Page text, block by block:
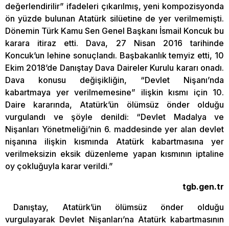
değerlendirilir” ifadeleri çıkarılmış, yeni kompozisyonda
ön yüzde bulunan Atatürk silüetine de yer verilmemişti.
Dönemin Türk Kamu Sen Genel Başkanı İsmail Koncuk bu
karara itiraz etti. Dava, 27 Nisan 2016 tarihinde
Koncuk’un lehine sonuçlandı. Başbakanlık temyiz etti, 10
Ekim 2018’de Danıştay Dava Daireler Kurulu kararı onadı.
Dava konusu değişikliğin, “Devlet Nişanı’nda
kabartmaya yer verilmemesine” ilişkin kısmı için 10.
Daire kararında, Atatürk’ün ölümsüz önder olduğu
vurgulandı ve şöyle denildi: “Devlet Madalya ve
Nişanları Yönetmeliği’nin 6. maddesinde yer alan devlet
nişanına ilişkin kısmında Atatürk kabartmasına yer
verilmeksizin eksik düzenleme yapan kısmının iptaline
oy çokluğuyla karar verildi.”
tgb.gen.tr
Danıştay, Atatürk’ün ölümsüz önder olduğu
vurgulayarak Devlet Nişanları’na Atatürk kabartmasının